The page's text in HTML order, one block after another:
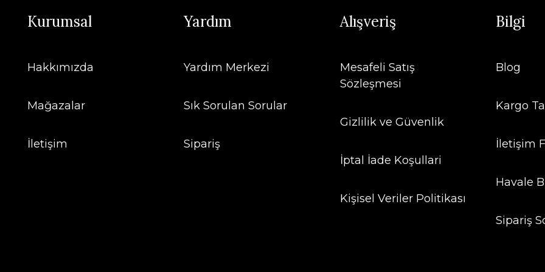
Kurumsal
Hakkımızda
Mağazalar
İletişim
Yardım
Yardım Merkezi
Sık Sorulan Sorular
Sipariş
Alışveriş
Mesafeli Satış
Sözleşmesi
Gizlilik ve Güvenlik
İptal İade Koşullari
Kişisel Veriler Politikası
Bilgi
Blog
Kargo
İletişim
Havale
Sipariş